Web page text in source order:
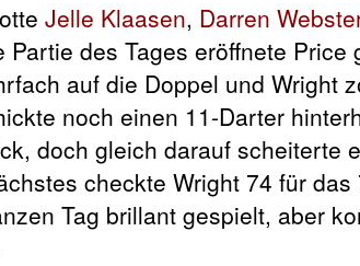
Jelle Klaasen, Darren
Partie des Tages eröffnete Price
auf die Doppel und Wright
noch einen 11-Darter
doch gleich darauf scheiterte
checkte Wright 74 für
Tag brillant gespielt, aber